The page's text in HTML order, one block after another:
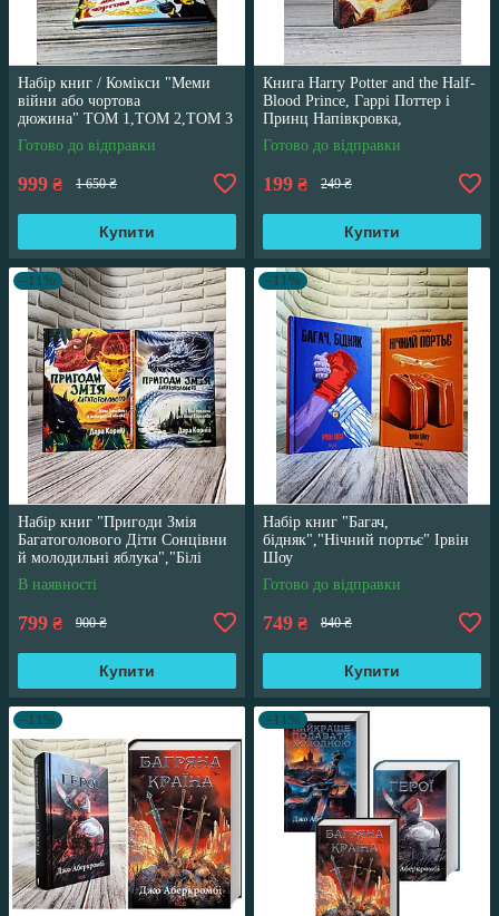
Набір книг / Комікси "Меми
війни або чортова
дюжина" ТОМ 1,ТОМ 2,ТОМ 3
Трегуб Ганна
Готово до відправки
999 ₴ 1 650 ₴
Купити
Книга Harry Potter and the Half-
Blood Prince, Гаррі Поттер і
Принц Напівкровка,
англійською мовою
Готово до відправки
199 ₴ 249 ₴
Купити
–11%
Набір книг "Пригоди Змія
Багатоголового Діти Сонцівни
й молодильні яблука","Білі
перлини для Білої Королеви"
В наявності
799 ₴ 900 ₴
Купити
–11%
Набір книг "Багач,
бідняк","Нічний портьє" Ірвін
Шоу
Готово до відправки
749 ₴ 840 ₴
Купити
–11% –11%